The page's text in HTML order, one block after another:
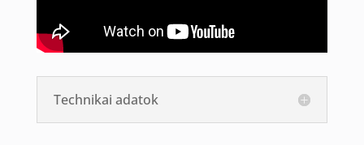
Technikai adatok